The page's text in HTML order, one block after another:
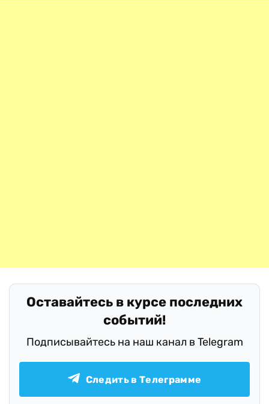
Оставайтесь в курсе последних
событий!
Подписывайтесь на наш канал в Telegram
Следить в Телеграмме